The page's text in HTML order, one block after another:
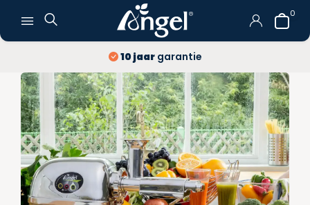
0
10 jaar garantie